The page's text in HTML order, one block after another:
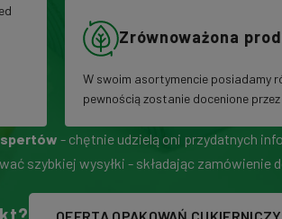
Zrównoważona
W swoim asortymencie posiadamy
pewnością zostanie docenione
- chętnie udzielą oni przydatnych
szybkiej wysyłki - składając zamówienie